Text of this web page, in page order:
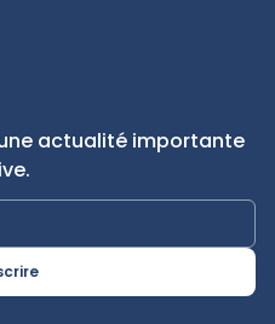
actualité importante